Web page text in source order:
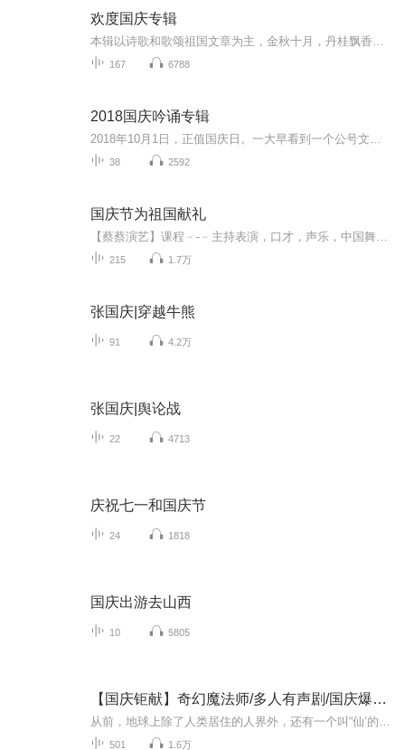
欢度国庆专辑
167 6788
2018国庆吟诵专辑
38 2592
国庆节为祖国献礼
215 1.7万
张国庆|穿越牛熊
91 4.2万
张国庆|舆论战
22 4713
庆祝七一和国庆节
24 1818
国庆出游去山西
10 5805
【国庆钜献】奇幻魔法师/多人有声剧/国庆爆更七天乐
501 1.6万